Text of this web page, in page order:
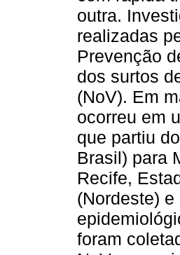
outra.
realizadas
Prevenção
dos surtos
(NoV). Em
ocorreu em
que partiu
Brasil) para
Recife,
(Nordeste)
foram